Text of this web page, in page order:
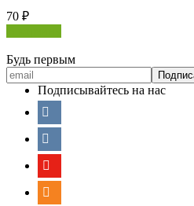
70 ₽
Будь первым
Подписывайтесь на нас